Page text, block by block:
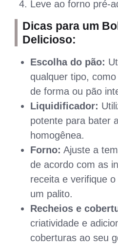
Leve ao forno pré-
Dicas para um
Delicioso:
Escolha do pão:
qualquer tipo,
de forma ou pão
Liquidificador:
potente para bater
homogênea.
Forno: Ajuste a
de acordo com as
receita e verifique
um palito.
Recheios e
criatividade e
coberturas ao seu